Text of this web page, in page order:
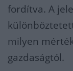
fordítva. A
milyen
gazdaságtól.